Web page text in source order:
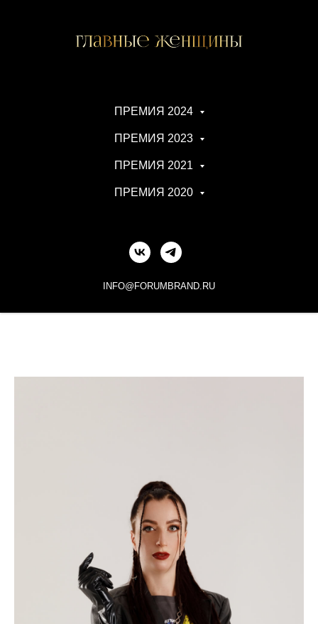
ПРЕМИЯ 2024
ПРЕМИЯ 2023
ПРЕМИЯ 2021
ПРЕМИЯ 2020
INFO@FORUMBRAND.RU